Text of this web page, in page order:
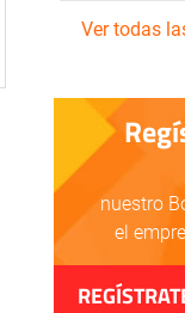
Ver todas
nuestro
el